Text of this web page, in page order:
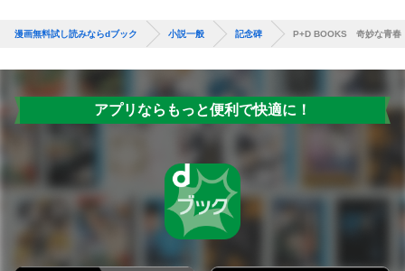
漫画無料試し読みならdブック 小説一般 記念碑 P+D BOOKS 奇妙な青春
アプリならもっと便利で快適に！